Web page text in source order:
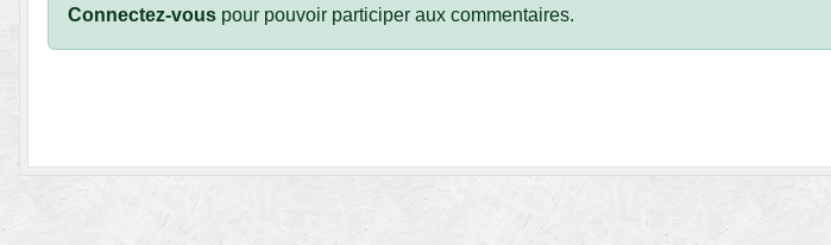
Connectez-vous pour pouvoir participer aux commentaires.